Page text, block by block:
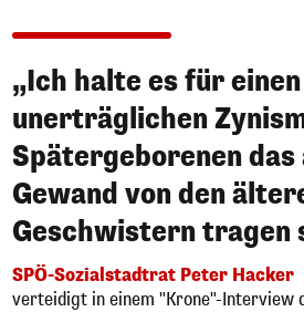
„Ich halte es für einen
unerträglichen
Spätergeborenen
Gewand von den
Geschwistern tragen
SPÖ-Sozialstadtrat Peter Hacker
verteidigt in einem "Krone"-Interview